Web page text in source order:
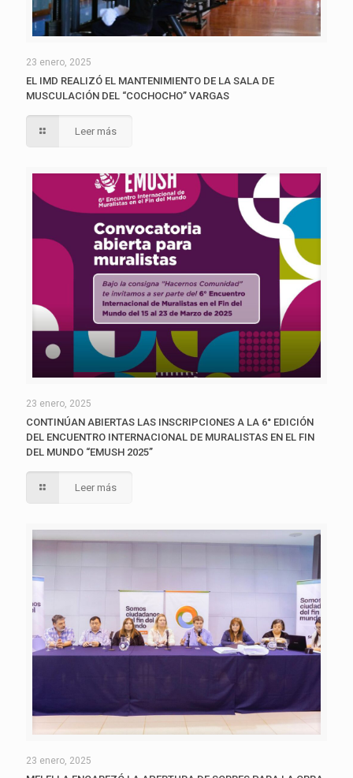
23 enero, 2025
EL IMD REALIZÓ EL MANTENIMIENTO DE LA SALA DE
MUSCULACIÓN DEL “COCHOCHO” VARGAS
Leer más
23 enero, 2025
CONTINÚAN ABIERTAS LAS INSCRIPCIONES A LA 6° EDICIÓN
DEL ENCUENTRO INTERNACIONAL DE MURALISTAS EN EL FIN
DEL MUNDO “EMUSH 2025”
Leer más
23 enero, 2025